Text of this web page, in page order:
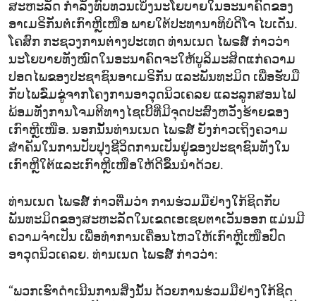
ສະຫະລັດ ກຳລັງທົບທວນເບິ່ງນະໂຍບາຍໃນອະນາຄົດຂອງ
ອາເມຣິກັນຕໍ່ເກົາຫຼີເໜືອ ພາຍໃຕ້ປະທານາທິບໍດີໂຈ ໄບເດັນ.
ໂຄສົກ ກະຊວງການຕ່າງປະເທດ ທ່ານເນດ ໄພຣສ໌ ກ່າວວ່າ
ນະໂຍບາຍທັງໝົດໃນອະນາຄົດຈະໃຫ້ບູລິມະສິດແກ່ຄວາມ
ປອດໄພຂອງປະຊາຊົນອາເມຣິກັນ ແລະພັນທະມິດ ເພື່ອຮັບມື
ກັບໄພຂົ່ມຂູ່ຈາກໂຄງການອາວຸດນິວເຄລຍ ແລະລູກສອນໄຟ
ພ້ອມທັງການໂຈມຕີທາງໄຊເບີ້ທີ່ມີຈຸດປະສົງຫວັງຮ້າຍຂອງ
ເກົາຫຼີເໜືອ. ນອກນັ້ນທ່ານເນດ ໄພຣສ໌ ຍັງກ່າວເຖິງຄວາມ
ສຳຄັນໃນການປັບປຸງຊີວິດການເປັນຢູ່ຂອງປະຊາຊົນທັງໃນ
ເກົາຫຼີໃຕ້ແລະເກົາຫຼີເໜືອໃຫ້ດີຂຶ້ນນຳດ້ວຍ.
ທ່ານເນດ ໄພຣສ໌ ກ່າວຕື່ມວ່າ ການຮ່ວມມືຢ່າງໃກ້ຊິດກັບ
ພັນທະມິດຂອງສະຫະລັດໃນເຂດເອເຊຍຕາເວັນອອກ ແມ່ນມີ
ຄວາມຈຳເປັນ ເພື່ອທຳການເຄື່ອນໄຫວໃຫ້ເກົາຫຼີເໜືອປົດ
ອາວຸດນິວເຄລຍ. ທ່ານເນດ ໄພຣສ໌ ກ່າວວ່າ:
“ພວກເຮົາດຳເນີນການສິ່ງນັ້ນ ດ້ວຍການຮ່ວມມືຢ່າງໃກ້ຊິດ